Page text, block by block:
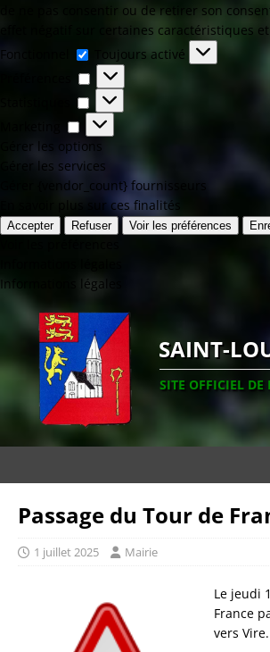
de ne pas consentir ou de retirer son
effet négatif sur certaines caractéristiques
Fonctionnel
Toujours activé
Gérer les options
Gérer les services
Gérer {vendor_count} fournisseurs
En savoir plus sur ces finalités
Accepter Refuser Voir les préférences
Informations légales
SAINT-
SITE OFFICIEL
Passage du Tour de
1 juillet 2025 Mairie
Le jeudi
France
vers Vire.